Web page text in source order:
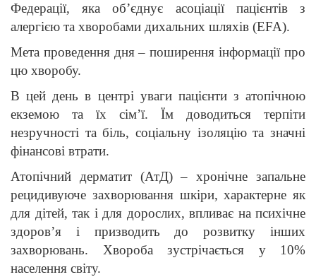
Федерації, яка об’єднує асоціації пацієнтів з
алергією та хворобами дихальних шляхів (EFA).
Мета проведення дня – поширення інформації про
цю хворобу.
В цей день в центрі уваги пацієнти з атопічною
екземою та їх сім’ї. Їм доводиться терпіти
незручності та біль, соціальну ізоляцію та значні
фінансові втрати.
Атопічний дерматит (АтД) – хронічне запальне
рецидивуюче захворювання шкіри, характерне як
для дітей, так і для дорослих, впливає на психічне
здоров’я і призводить до розвитку інших
захворювань. Хвороба зустрічається у 10%
населення світу.